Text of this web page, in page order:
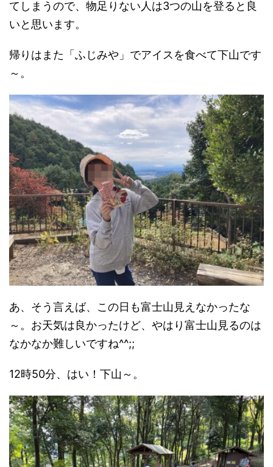
てしまうので、物足りない人は3つの山を登ると良
いと思います。
帰りはまた 「ふじみや」でアイスを食べて下山です
～。
あ、そう言えば、この日も富士山見えなかったな
～。お天気は良かったけど、やはり富士山見るのは
なかなか難しいですね^^;;
12時50分、はい！下山～。